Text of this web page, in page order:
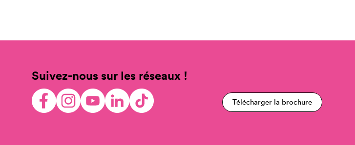
Suivez-nous sur les réseaux !
Télécharger la brochure